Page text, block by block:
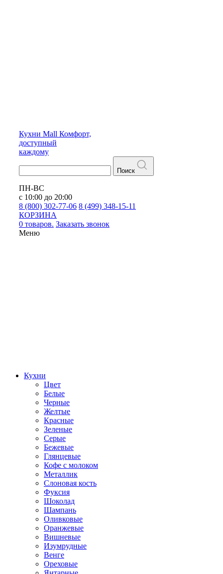
Кухни Mall Комфорт,
доступный
каждому
Поиск
ПН-ВС
с 10:00 до 20:00
8 (800) 302-77-06 8 (499) 348-15-11
КОРЗИНА
0 товаров. Заказать звонок
Меню
Кухни
Цвет
Белые
Черные
Желтые
Красные
Зеленые
Серые
Бежевые
Глянцевые
Кофе с молоком
Металлик
Слоновая кость
Фуксия
Шоколад
Шампань
Оливковые
Оранжевые
Вишневые
Изумрудные
Венге
Ореховые